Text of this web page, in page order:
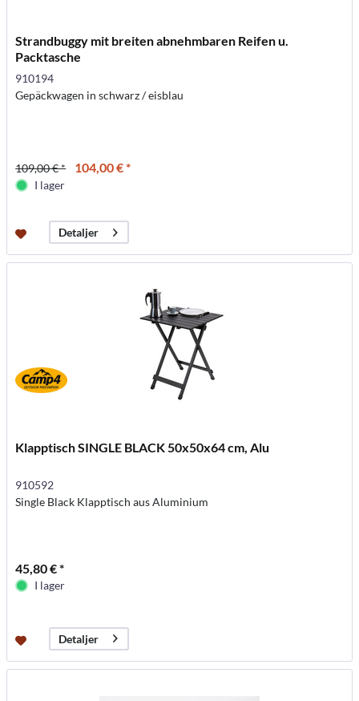
Strandbuggy mit breiten abnehmbaren Reifen u.
Packtasche
910194
Gepäckwagen in schwarz / eisblau
109,00 € * 104,00 € *
I lager
Detaljer
Klapptisch SINGLE BLACK 50x50x64 cm, Alu
910592
Single Black Klapptisch aus Aluminium
45,80 € *
I lager
Detaljer